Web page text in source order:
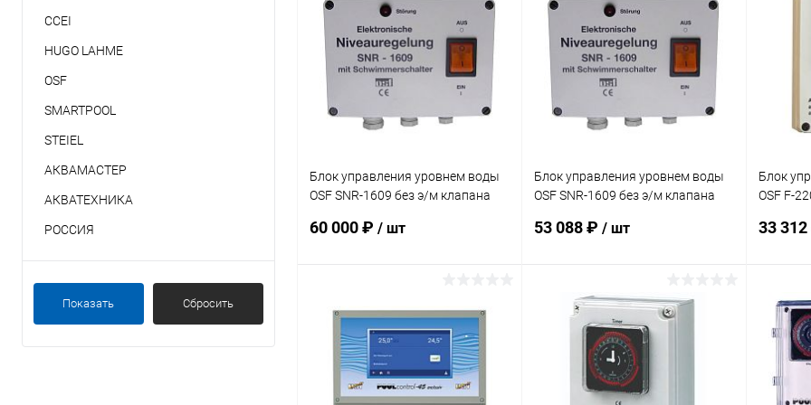
CCEI
HUGO LAHME
OSF
SMARTPOOL
STEIEL
АКВАМАСТЕР
АКВАТЕХНИКА
РОССИЯ
Показать Сбросить
В избранное
К сравнению Под заказ
В избранное
К сравнению В наличии
В
К
Блок управления уровнем воды
OSF SNR-1609 без э/м клапана
60 000 ₽ / шт
В избранное
К сравнению В наличии
Блок управления уровнем воды
OSF SNR-1609 без э/м клапана
53 088 ₽ / шт
В корзину
В избранное
К сравнению
Блок
OSF F-
33
В
К